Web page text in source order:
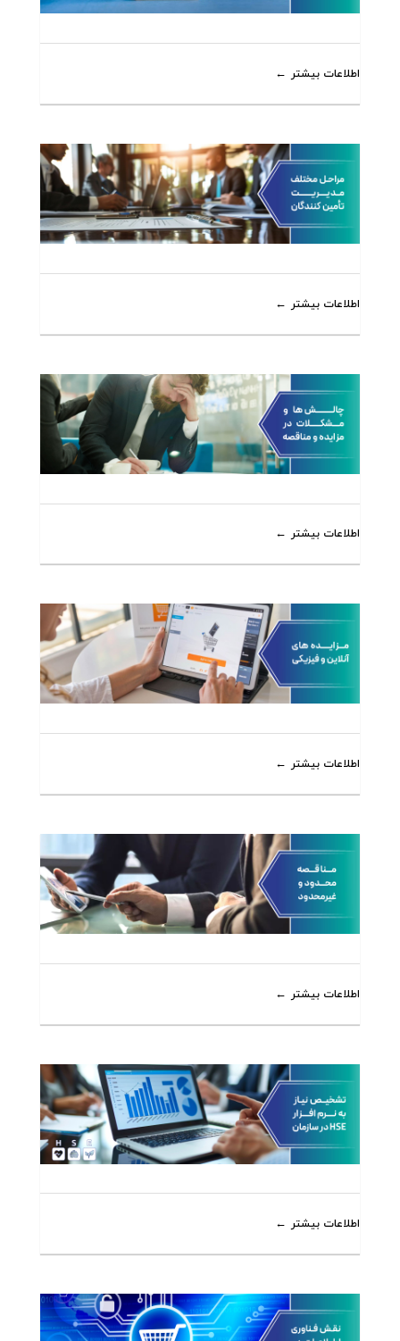
اطلاعات بیشتر
اطلاعات بیشتر
اطلاعات بیشتر
اطلاعات بیشتر
اطلاعات بیشتر
اطلاعات بیشتر